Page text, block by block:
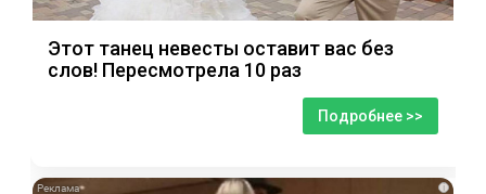
Этот танец невесты оставит вас без
слов! Пересмотрела 10 раз
Подробнее >>
i